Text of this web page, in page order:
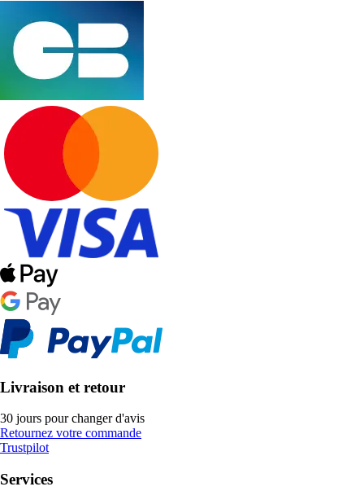
Livraison et retour
30 jours pour changer d'avis
Retournez votre commande
Trustpilot
Services